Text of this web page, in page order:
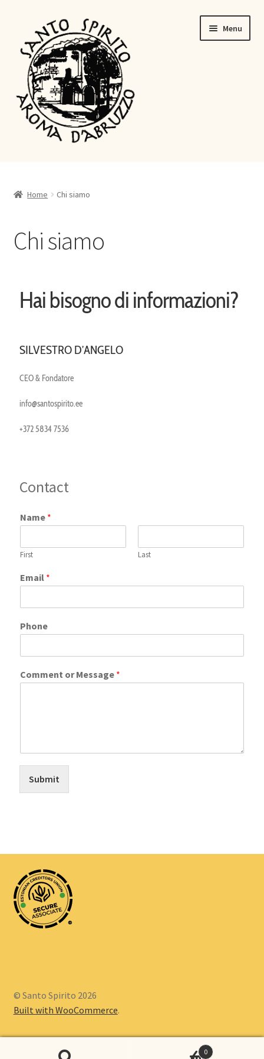
Menu
Ratafia
Home Chi siamo
Chi siamo
Hai bisogno di informazioni?
SILVESTRO D’ANGELO
CEO & Fondatore
info@santospirito.ee
+372 5834 7536
Contact
Name *
First Last
Email *
Phone
Comment or Message *
Submit
®
© Santo Spirito 2026
Built with WooCommerce.
0